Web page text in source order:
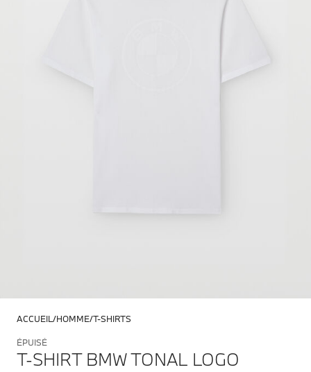
ACCUEIL HOMME T-SHIRTS
ÉPUISÉ
T-SHIRT BMW TONAL LOGO